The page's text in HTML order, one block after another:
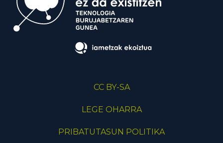
CC BY-SA
LEGE OHARRA
PRIBATUTASUN POLITIKA